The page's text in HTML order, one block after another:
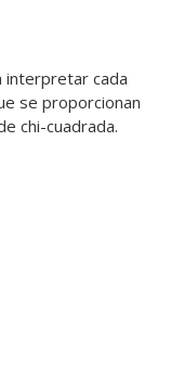
interpretar cada
se proporcionan
chi-cuadrada.